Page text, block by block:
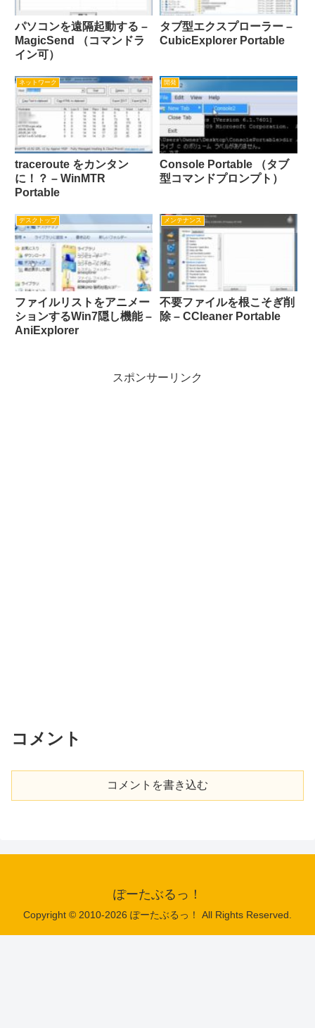
パソコンを遠隔起動する –
MagicSend （コマンドラ
イン可）
タブ型エクスプローラー –
CubicExplorer Portable
ネットワーク
traceroute をカンタン
に！？ – WinMTR
Portable
開発
Console Portable （タブ
型コマンドプロンプト）
デスクトップ
ファイルリストをアニメー
ションするWin7隠し機能 –
AniExplorer
メンテナンス
不要ファイルを根こそぎ削
除 – CCleaner Portable
スポンサーリンク
コメント
コメントを書き込む
ぽーたぶるっ！
Copyright © 2010-2026 ぽーたぶるっ！ All Rights Reserved.